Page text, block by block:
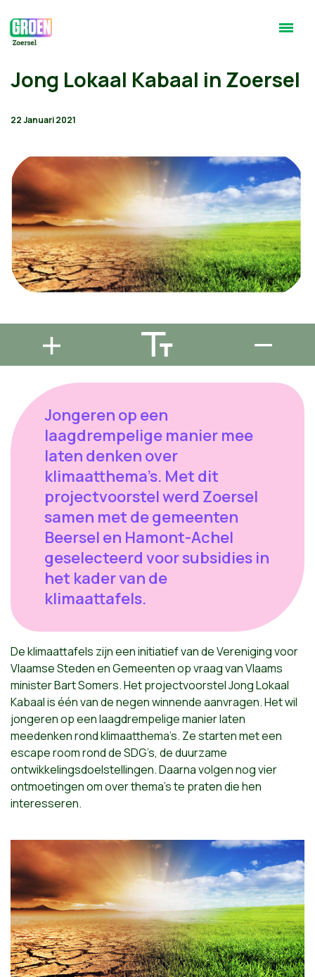
Jong Lokaal Kabaal in Zoersel
22 Januari 2021
Jongeren op een
laagdrempelige manier mee
laten denken over
klimaatthema’s. Met dit
projectvoorstel werd Zoersel
samen met de gemeenten
Beersel en Hamont-Achel
geselecteerd voor subsidies in
het kader van de
klimaattafels.
De klimaattafels zijn een initiatief van de Vereniging voor
Vlaamse Steden en Gemeenten op vraag van Vlaams
minister Bart Somers. Het projectvoorstel Jong Lokaal
Kabaal is één van de negen winnende aanvragen. Het wil
jongeren op een laagdrempelige manier laten
meedenken rond klimaatthema’s. Ze starten met een
escape room rond de SDG’s, de duurzame
ontwikkelingsdoelstellingen. Daarna volgen nog vier
ontmoetingen om over thema’s te praten die hen
interesseren.